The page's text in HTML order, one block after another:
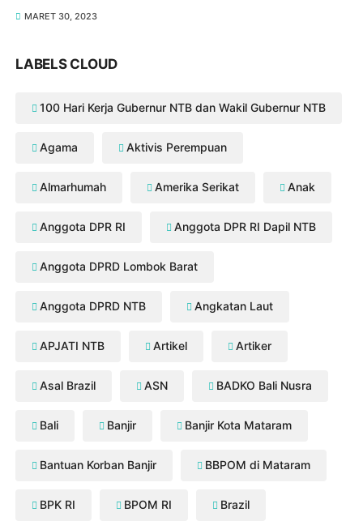
MARET 30, 2023
LABELS CLOUD
100 Hari Kerja Gubernur NTB dan Wakil Gubernur NTB
Agama Aktivis Perempuan
Almarhumah Amerika Serikat Anak
Anggota DPR RI Anggota DPR RI Dapil NTB
Anggota DPRD Lombok Barat
Anggota DPRD NTB Angkatan Laut
APJATI NTB Artikel Artiker
Asal Brazil ASN BADKO Bali Nusra
Bali Banjir Banjir Kota Mataram
Bantuan Korban Banjir BBPOM di Mataram
BPK RI BPOM RI Brazil